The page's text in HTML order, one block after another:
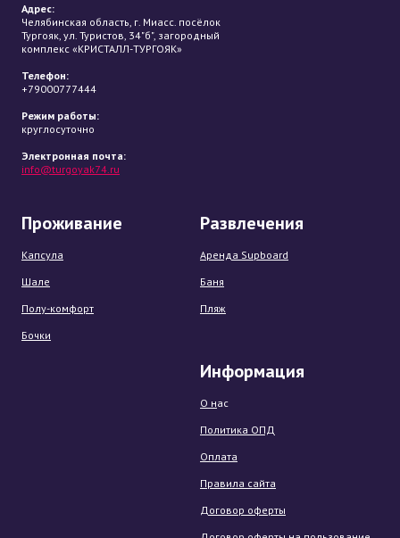
Адрес:
Челябинская область, г. Миасс. посёлок
Тургояк, ул. Туристов, 34"б", загородный
комплекс «КРИСТАЛЛ-ТУРГОЯК»
Телефон:
+79000777444
Режим работы:
круглосуточно
Электронная почта:
info@turgoyak74.ru
Проживание
Капсула
Шале
Полу-комфорт
Бочки
Развлечения
Аренда Supboard
Баня
Пляж
Информация
О нас
Политика ОПД
Оплата
Правила сайта
Договор оферты